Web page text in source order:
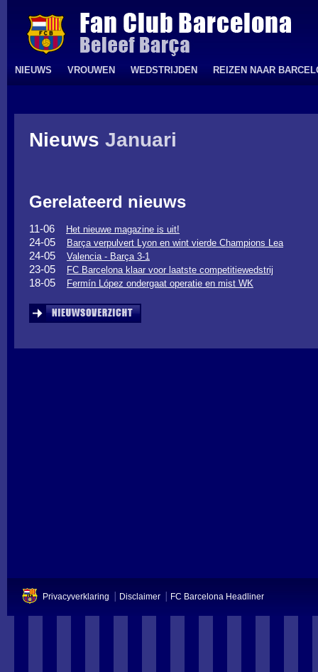
NIEUWS VROUWEN WEDSTRIJDEN REIZEN NAAR
Nieuws Januari
Gerelateerd nieuws
11-06 Het nieuwe magazine is uit!
24-05 Barça verpulvert Lyon en wint vierde Champions Lea
24-05 Valencia - Barça 3-1
23-05 FC Barcelona klaar voor laatste competitiewedstrij
18-05 Fermín López ondergaat operatie en mist WK
Privacyverklaring Disclaimer FC Barcelona Headliner